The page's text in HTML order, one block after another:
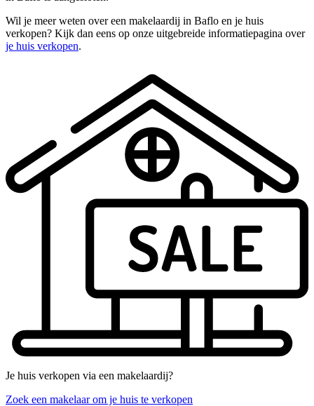
Wil je meer weten over een makelaardij in Baflo en je huis
verkopen? Kijk dan eens op onze uitgebreide informatiepagina over
je huis verkopen.
Je huis verkopen via een makelaardij?
Zoek een makelaar om je huis te verkopen